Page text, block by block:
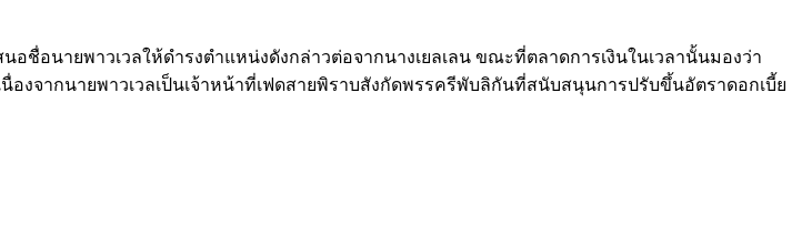
ชื่อนายพาวเวลให้ดำรงตำแหน่งดังกล่าวต่อจากนางเยลเลน ขณะที่ตลาดการเงินในเวลานั้นมองว่า
งจากนายพาวเวลเป็นเจ้าหน้าที่เฟดสายพิราบสังกัดพรรครีพับลิกันที่สนับสนุนการปรับขึ้นอัตราดอกเบี้ย